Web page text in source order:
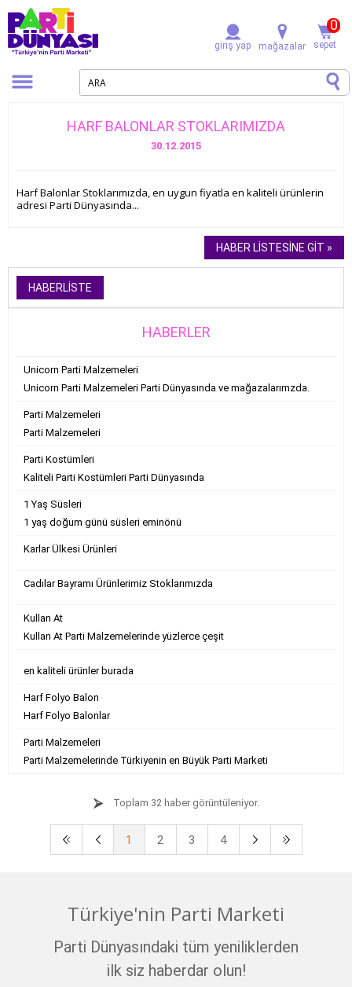
giriş yap mağazalar sepet
0
HARF BALONLAR STOKLARIMIZDA
30.12.2015
Harf Balonlar Stoklarımızda, en uygun fiyatla en kaliteli ürünlerin
adresi Parti Dünyasında...
HABER LISTESINE GIT »
HABERLISTE
HABERLER
Unicorn Parti Malzemeleri
Unicorn Parti Malzemeleri Parti Dünyasında ve mağazalarımzda.
Parti Malzemeleri
Parti Malzemeleri
Parti Kostümleri
Kaliteli Parti Kostümleri Parti Dünyasında
1 Yaş Süsleri
1 yaş doğum günü süsleri eminönü
Karlar Ülkesi Ürünleri
Cadılar Bayramı Ürünlerimiz Stoklarımızda
Kullan At
Kullan At Parti Malzemelerinde yüzlerce çeşit
en kaliteli ürünler burada
Harf Folyo Balon
Harf Folyo Balonlar
Parti Malzemeleri
Parti Malzemelerinde Türkiyenin en Büyük Parti Marketi
Toplam 32 haber görüntüleniyor.
1 2 3 4
Türkiye'nin Parti Marketi
Parti Dünyasındaki tüm yeniliklerden
ilk siz haberdar olun!